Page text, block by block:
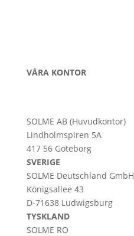
VÅRA KONTOR
SOLME AB (Huvudkontor)
Lindholmspiren 5A
417 56 Göteborg
SVERIGE
SOLME Deutschland GmbH
Königsallee 43
D-71638 Ludwigsburg
TYSKLAND
SOLME RO